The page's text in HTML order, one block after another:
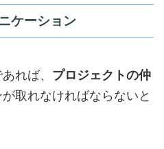
ケーション
れば、 プロジェクトの仲
取れなければならないと